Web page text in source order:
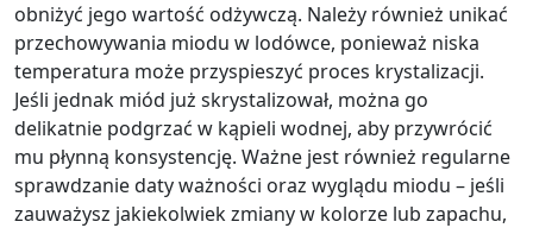
obniżyć jego wartość odżywczą. Należy również unikać
przechowywania miodu w lodówce, ponieważ niska
temperatura może przyspieszyć proces krystalizacji.
Jeśli jednak miód już skrystalizował, można go
delikatnie podgrzać w kąpieli wodnej, aby przywrócić
mu płynną konsystencję. Ważne jest również regularne
sprawdzanie daty ważności oraz wyglądu miodu – jeśli
zauważysz jakiekolwiek zmiany w kolorze lub zapachu,